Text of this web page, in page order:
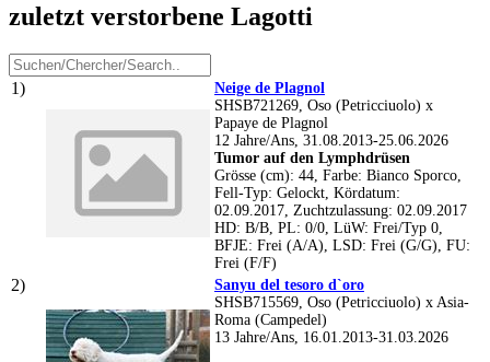
zuletzt verstorbene Lagotti
Neige de Plagnol
SHSB721269, Oso (Petricciuolo) x
Papaye de Plagnol
12 Jahre/Ans, 31.08.2013-25.06.2026
Tumor auf den Lymphdrüsen
Grösse (cm): 44, Farbe: Bianco Sporco,
Fell-Typ: Gelockt, Kördatum:
02.09.2017, Zuchtzulassung: 02.09.2017
HD: B/B, PL: 0/0, LüW: Frei/Typ 0,
BFJE: Frei (A/A), LSD: Frei (G/G), FU:
Frei (F/F)
Sanyu del tesoro d`oro
SHSB715569, Oso (Petricciuolo) x Asia-
Roma (Campedel)
13 Jahre/Ans, 16.01.2013-31.03.2026